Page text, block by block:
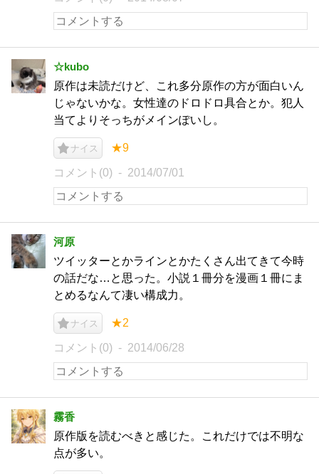
☆kubo
原作は未読だけど、これ多分原作の方が面白いん
じゃないかな。女性達のドロドロ具合とか。犯人
当てよりそっちがメインぽいし。
ナイス ★9
コメント(0) 2014/07/01
河原
ツイッターとかラインとかたくさん出てきて今時
の話だな…と思った。小説１冊分を漫画１冊にま
とめるなんて凄い構成力。
ナイス ★2
コメント(0) 2014/06/28
霧香
原作版を読むべきと感じた。これだけでは不明な
点が多い。